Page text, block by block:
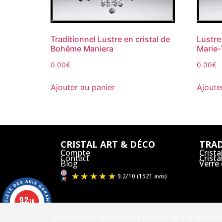
Traditionnel Lustre en cristal de
Bohême Maniera
0.00€
Ajouter au panier
0.00€
CRISTAL ART & DÉCO
Compte
Contact
Blog
Cristal
Verre
9.2/10